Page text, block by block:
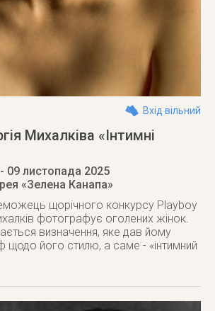
Вхід вільний
Михалківа «Інтимні
- 09 листопада 2025
«Зелена Канапа»
щорічного конкурсу Playboy
фотографує оголених жінок.
визначення, яке дав йому
щодо його стилю, а саме - «інтимний